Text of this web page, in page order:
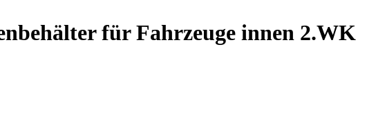
für Fahrzeuge innen 2.WK